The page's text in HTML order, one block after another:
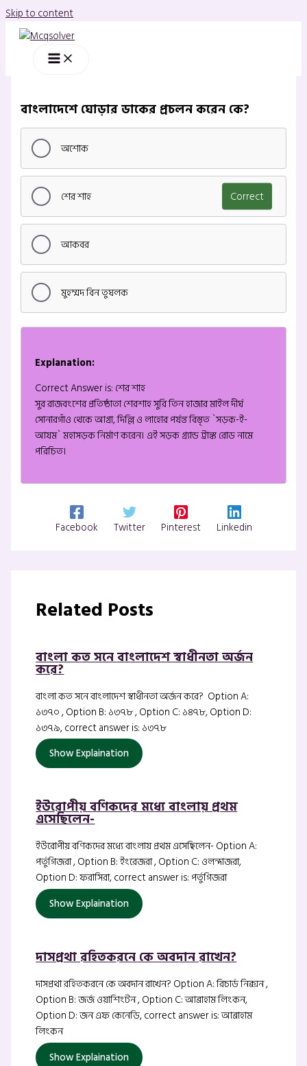
Skip to content
বাংলাদেশে ঘোড়ার ডাকের প্রচলন করেন কে?
অশোক
শের শাহ Correct
আকবর
মুহম্মদ বিন তুঘলক
Explanation:
Correct Answer is: শের শাহ
সুর রাজবংশের প্রতিষ্ঠাতা শেরশাহ সুরি তিন হাজার মাইল দীর্ঘ
সোনারগাঁও থেকে আগ্রা, দিল্লি ও লাহোর পর্যন্ত বিস্তৃত `সড়ক-ই-
আযম` মহাসড়ক নির্মাণ করেন। এই সড়ক গ্র্যান্ড ট্রাঙ্ক রোড নামে
পরিচিত।
Facebook Twitter Pinterest Linkedin
Related Posts
বাংলা কত সনে বাংলাদেশ স্বাধীনতা অর্জন
করে?
বাংলা কত সনে বাংলাদেশ স্বাধীনতা অর্জন করে? Option A:
১৩৭০ , Option B: ১৩৭৮ , Option C: ১৪৭৮, Option D:
১৩৭৯, correct answer is: ১৩৭৮
Show Explaination
ইউরোপীয় বণিকদের মধ্যে বাংলায় প্রথম
এসেছিলেন-
ইউরোপীয় বণিকদের মধ্যে বাংলায় প্রথম এসেছিলেন- Option A:
পর্তুগিজরা , Option B: ইংরেজরা , Option C: ওলন্দাজরা,
Option D: ফরাসিরা, correct answer is: পর্তুগিজরা
Show Explaination
দাসপ্রথা রহিতকরনে কে অবদান রাখেন?
দাসপ্রথা রহিতকরনে কে অবদান রাখেন? Option A: রিচার্ড নিক্সন ,
Option B: জর্জ ওয়াশিংটন , Option C: আব্রাহাম লিংকন,
Option D: জন এফ কেনেডি, correct answer is: আব্রাহাম
লিংকন
Show Explaination